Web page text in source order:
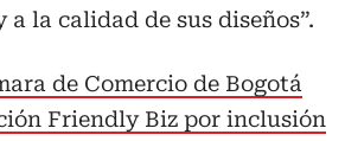
la calidad de sus diseños”.
de Comercio de Bogotá
Friendly Biz por inclusión